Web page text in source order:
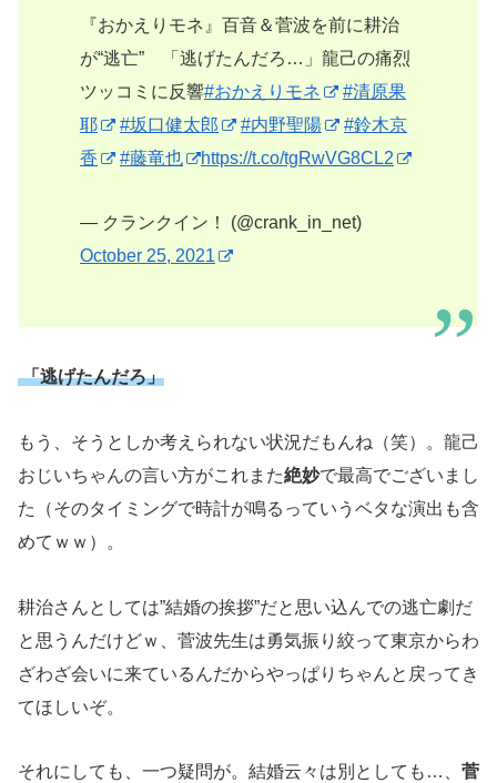
『おかえりモネ』百音＆菅波を前に耕治
が“逃亡” 「逃げたんだろ…」龍己の痛烈
ツッコミに反響#おかえりモネ
#清原果
耶
#坂口健太郎 #内野聖陽
#鈴木京
香
#藤竜也 https://t.co/tgRwVG8CL2
— クランクイン！ (@crank_in_net)
October 25, 2021
「逃げたんだろ」
もう、そうとしか考えられない状況だもんね（笑）。龍己
おじいちゃんの言い方がこれまた絶妙で最高でございまし
た（そのタイミングで時計が鳴るっていうベタな演出も含
めてｗｗ）。
耕治さんとしては”結婚の挨拶”だと思い込んでの逃亡劇だ
と思うんだけどｗ、菅波先生は勇気振り絞って東京からわ
ざわざ会いに来ているんだからやっぱりちゃんと戻ってき
てほしいぞ。
それにしても、一つ疑問が。結婚云々は別としても…、 菅